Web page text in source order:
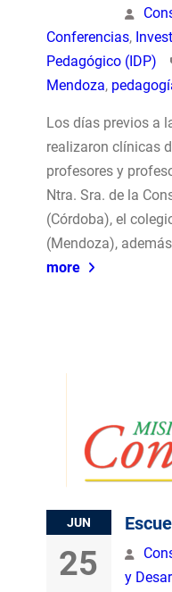
Conferencias,
Pedagógico (IDP)
Mendoza,
Los días previos a
realizaron clínicas
profesores y
Ntra. Sra. de la
(Córdoba), el
(Mendoza),
more
JUN
25
y